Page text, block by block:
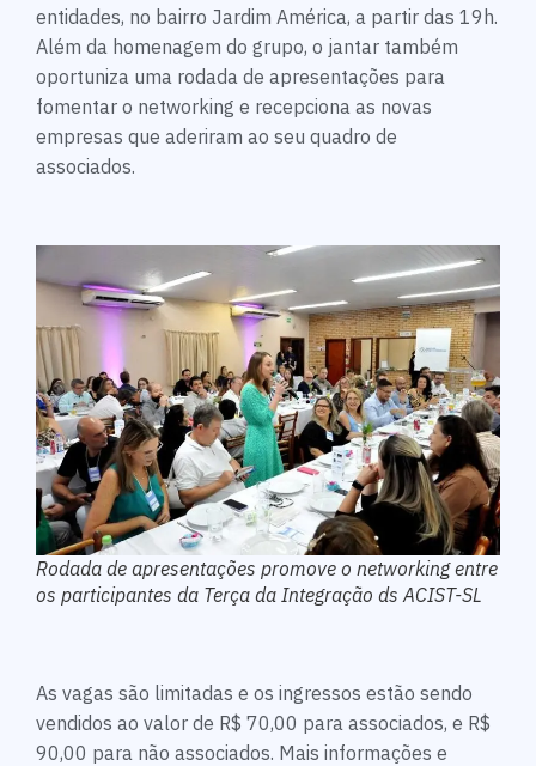
entidades, no bairro Jardim América, a partir das 19h.
Além da homenagem do grupo, o jantar também
oportuniza uma rodada de apresentações para
fomentar o networking e recepciona as novas
empresas que aderiram ao seu quadro de
associados.
Rodada de apresentações promove o networking entre
os participantes da Terça da Integração ds ACIST-SL
As vagas são limitadas e os ingressos estão sendo
vendidos ao valor de R$ 70,00 para associados, e R$
90,00 para não associados. Mais informações e